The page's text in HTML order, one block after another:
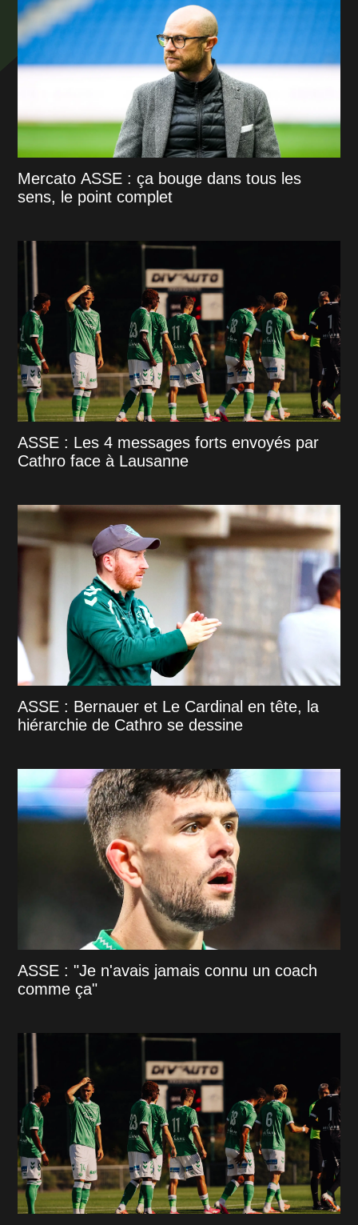
Mercato ASSE : ça bouge dans tous les
sens, le point complet
ASSE : Les 4 messages forts envoyés par
Cathro face à Lausanne
ASSE : Bernauer et Le Cardinal en tête, la
hiérarchie de Cathro se dessine
ASSE : "Je n'avais jamais connu un coach
comme ça"